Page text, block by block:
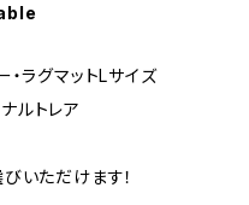
ラグマットLサイズ
ルトレア
いただけます！